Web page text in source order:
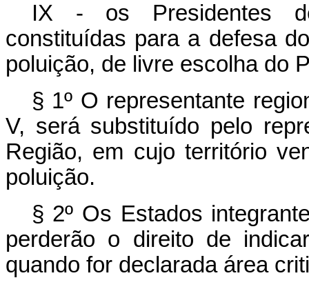
IX - os Presidentes
constituídas para a defesa
poluição, de livre escolha do
§ 1º O representante
V, será substituído pelo
Região, em cujo território
poluição.
§ 2º Os Estados
perderão o direito de
quando for declarada área